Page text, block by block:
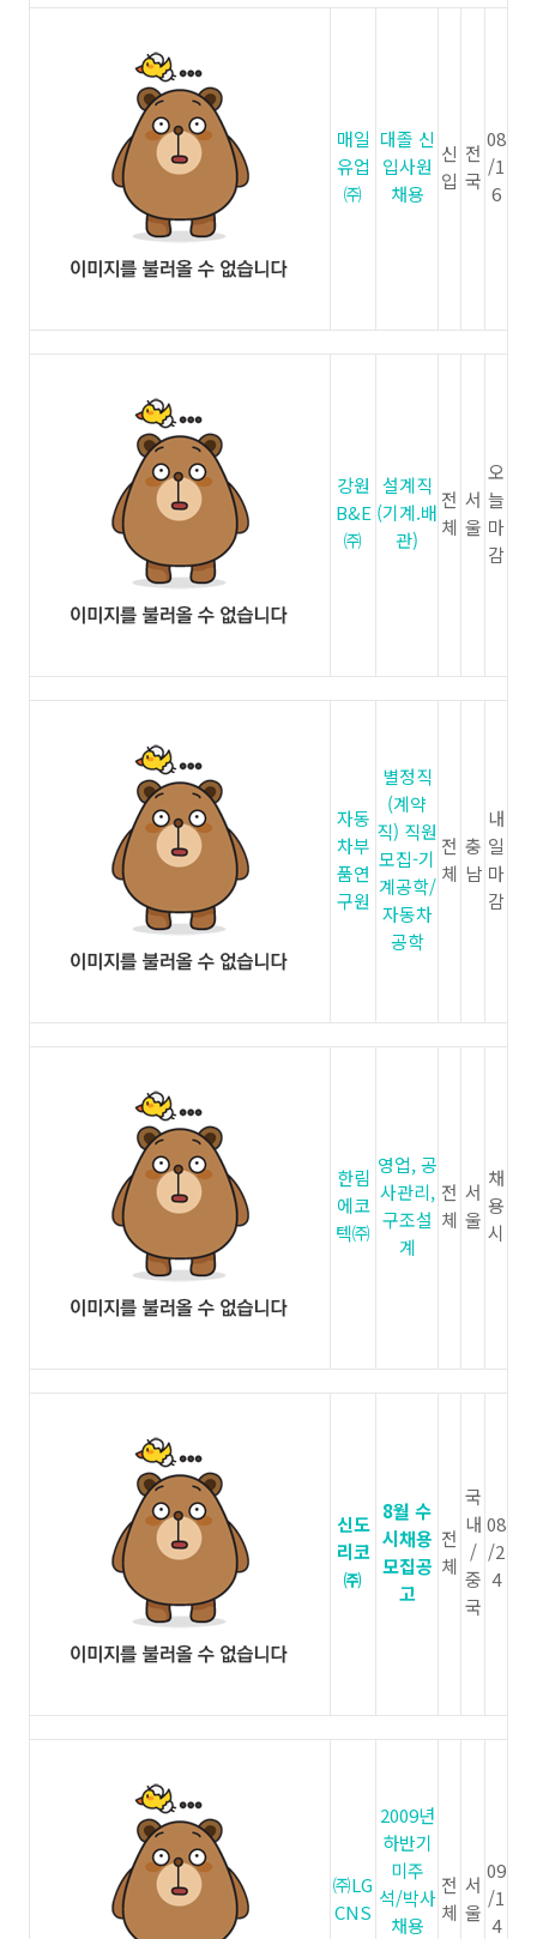
매일
유업
㈜
대졸 신
입사원
채용
신
입
전
국
08
/1
6
강원
B&E
㈜
설계직
(기계.배
관)
전
체
서
울
오
늘
마
감
자동
차부
품연
구원
별정직
(계약
직) 직원
모집-기
계공학/
자동차
공학
전
체
충
남
내
일
마
감
한림
에코
텍㈜
영업, 공
사관리,
구조설
계
전
체
서
울
채
용
시
신도
리코
㈜
8월 수
시채용
모집공
고
전
체
국
내
/
중
국
08
/2
4
㈜LG
CNS
2009년
하반기
미주
석/박사
채용
전
체
서
울
09
/1
4